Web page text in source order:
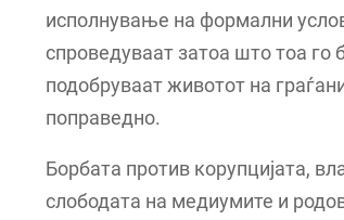
исполнување на формални
спроведуваат затоа што тоа го
подобруваат животот на
поправедно.
Борбата против корупцијата,
слободата на медиумите и